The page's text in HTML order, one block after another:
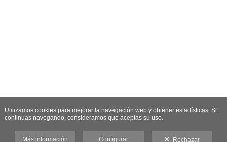
Utilizamos cookies para mejorar la navegación web y obtener estadísticas. Si
continuas navegando, consideramos que aceptas su uso.
Más información Configurar Rechazar